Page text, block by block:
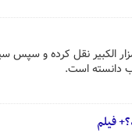
الکبیر نقل کرده و سپس
دانسته است.
فیلم